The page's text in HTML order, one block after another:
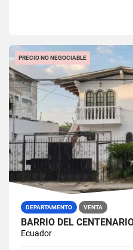
PRECIO NO NEGOCIABLE
DEPARTAMENTO VENTA
Ecuador